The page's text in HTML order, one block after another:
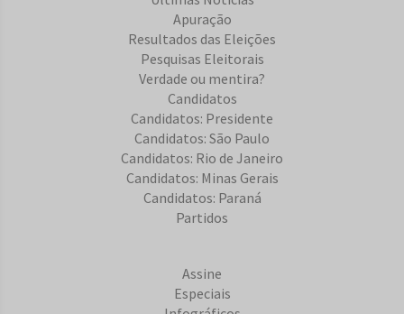
Apuração
Resultados das Eleições
Pesquisas Eleitorais
Verdade ou mentira?
Candidatos
Candidatos: Presidente
Candidatos: São Paulo
Candidatos: Rio de Janeiro
Candidatos: Minas Gerais
Candidatos: Paraná
Partidos
Assine
Especiais